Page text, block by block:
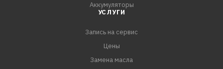
Аккумуляторы
УСЛУГИ
Запись на сервис
Цены
Замена масла